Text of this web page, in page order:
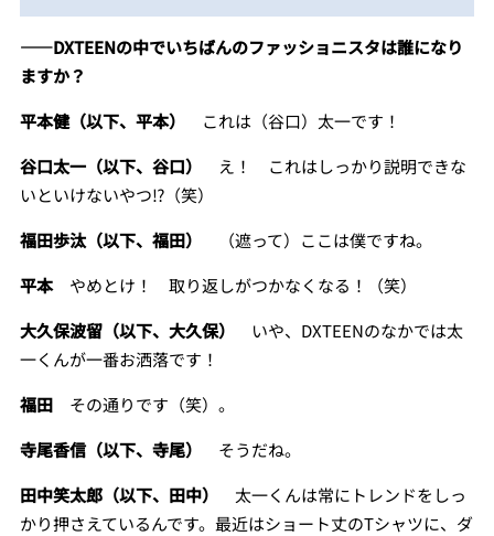
――DXTEENの中でいちばんのファッショニスタは誰になり
ますか？
平本健（以下、平本）
これは（谷口）太一です！
谷口太一（以下、谷口）
え！ これはしっかり説明できな
いといけないやつ⁉（笑）
福田歩汰（以下、福田）
（遮って）ここは僕ですね。
平本やめとけ！ 取り返しがつかなくなる！（笑）
大久保波留（以下、大久保）
いや、DXTEENのなかでは太
一くんが一番お洒落です！
福田その通りです（笑）。
寺尾香信（以下、寺尾）
そうだね。
田中笑太郎（以下、田中）
太一くんは常にトレンドをしっ
かり押さえているんです。最近はショート丈のTシャツに、ダ